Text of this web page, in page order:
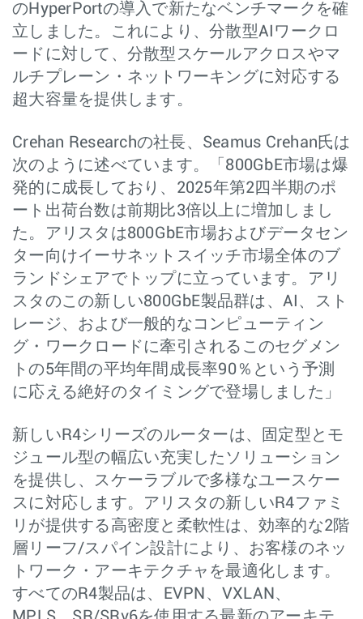
のHyperPortの導入で新たなベンチマークを確
立しました。これにより、分散型AIワークロ
ードに対して、分散型スケールアクロスやマ
ルチプレーン・ネットワーキングに対応する
超大容量を提供します。
Crehan Researchの社長、Seamus Crehan氏は
次のように述べています。「800GbE市場は爆
発的に成長しており、2025年第2四半期のポ
ート出荷台数は前期比3倍以上に増加しまし
た。アリスタは800GbE市場およびデータセン
ター向けイーサネットスイッチ市場全体のブ
ランドシェアでトップに立っています。アリ
スタのこの新しい800GbE製品群は、AI、スト
レージ、および一般的なコンピューティン
グ・ワークロードに牽引されるこのセグメン
トの5年間の平均年間成長率90％という予測
に応える絶好のタイミングで登場しました」
新しいR4シリーズのルーターは、固定型とモ
ジュール型の幅広い充実したソリューション
を提供し、スケーラブルで多様なユースケー
スに対応します。アリスタの新しいR4ファミ
リが提供する高密度と柔軟性は、効率的な2階
層リーフ/スパイン設計により、お客様のネッ
トワーク・アーキテクチャを最適化します。
すべてのR4製品は、EVPN、VXLAN、